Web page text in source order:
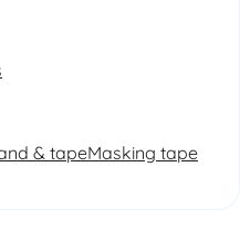
& tapeMasking tape